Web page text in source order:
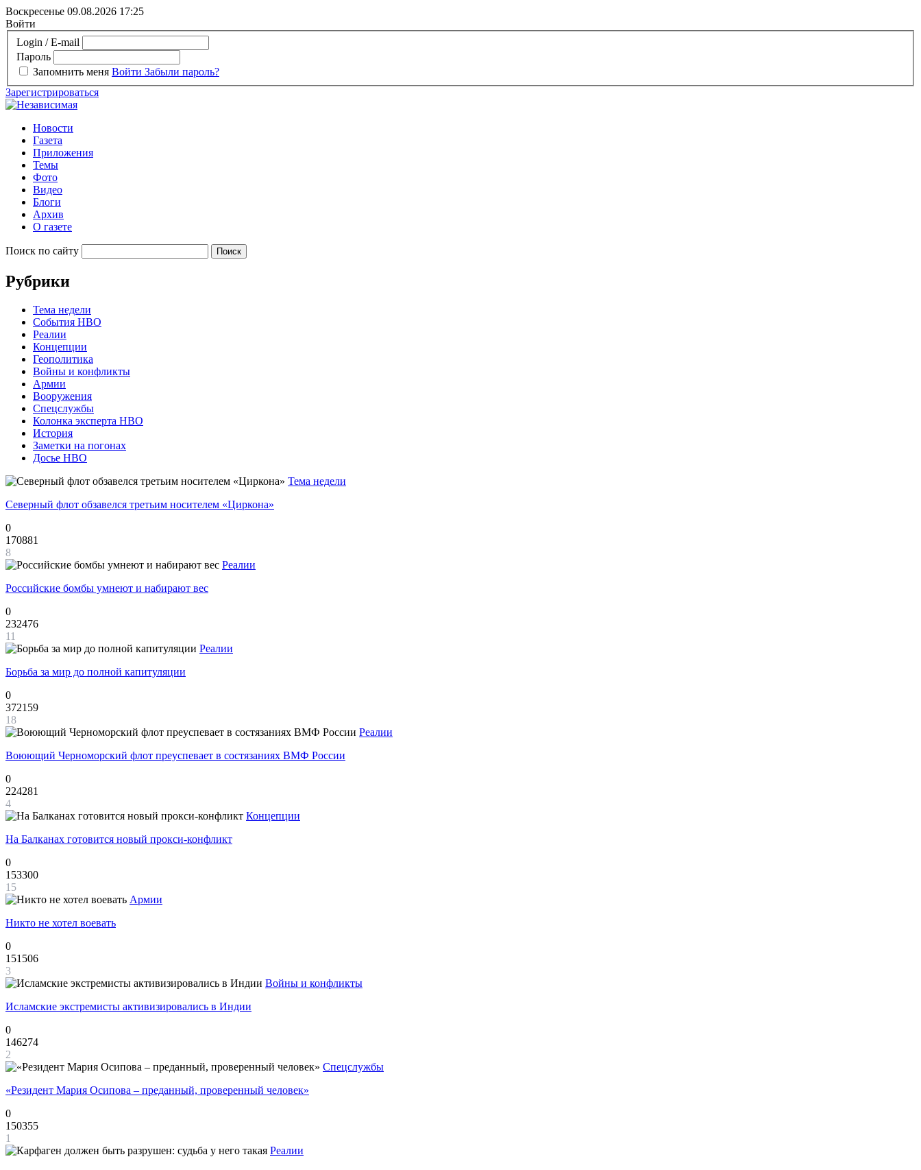
Воскресенье 09.08.2026 17:25
Войти
Login / E-mail
Пароль
Запомнить меня Войти Забыли пароль?
Зарегистрироваться
Новости
Газета
Приложения
Темы
Фото
Видео
Блоги
Архив
О газете
Поиск по сайту
Рубрики
Тема недели
События НВО
Реалии
Концепции
Геополитика
Войны и конфликты
Армии
Вооружения
Спецслужбы
Колонка эксперта НВО
История
Заметки на погонах
Досье НВО
Тема недели
Северный флот обзавелся третьим носителем «Циркона»
0
170881
8
Реалии
Российские бомбы умнеют и набирают вес
0
232476
11
Реалии
Борьба за мир до полной капитуляции
0
372159
18
Реалии
Воюющий Черноморский флот преуспевает в состязаниях ВМФ России
0
224281
4
Концепции
На Балканах готовится новый прокси-конфликт
0
153300
15
Армии
Никто не хотел воевать
0
151506
3
Войны и конфликты
Исламские экстремисты активизировались в Индии
0
146274
2
Спецслужбы
«Резидент Мария Осипова – преданный, проверенный человек»
0
150355
1
Реалии